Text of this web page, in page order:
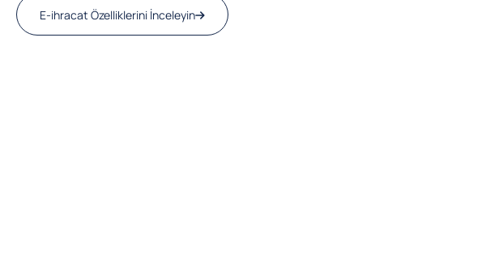
E-ihracat Özelliklerini İnceleyin